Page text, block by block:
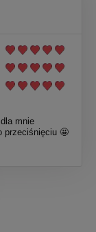
mnie
przeciśnięciu 🤩